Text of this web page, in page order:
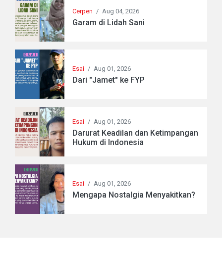
Cerpen / Aug 04, 2026
Garam di Lidah Sani
Esai / Aug 01, 2026
Dari "Jamet" ke FYP
Esai / Aug 01, 2026
Darurat Keadilan dan Ketimpangan
Hukum di Indonesia
Esai / Aug 01, 2026
Mengapa Nostalgia Menyakitkan?